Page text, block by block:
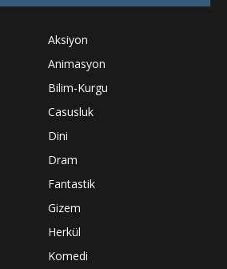
Aksiyon
Animasyon
Bilim-Kurgu
Casusluk
Dini
Dram
Fantastik
Gizem
Herkül
Komedi